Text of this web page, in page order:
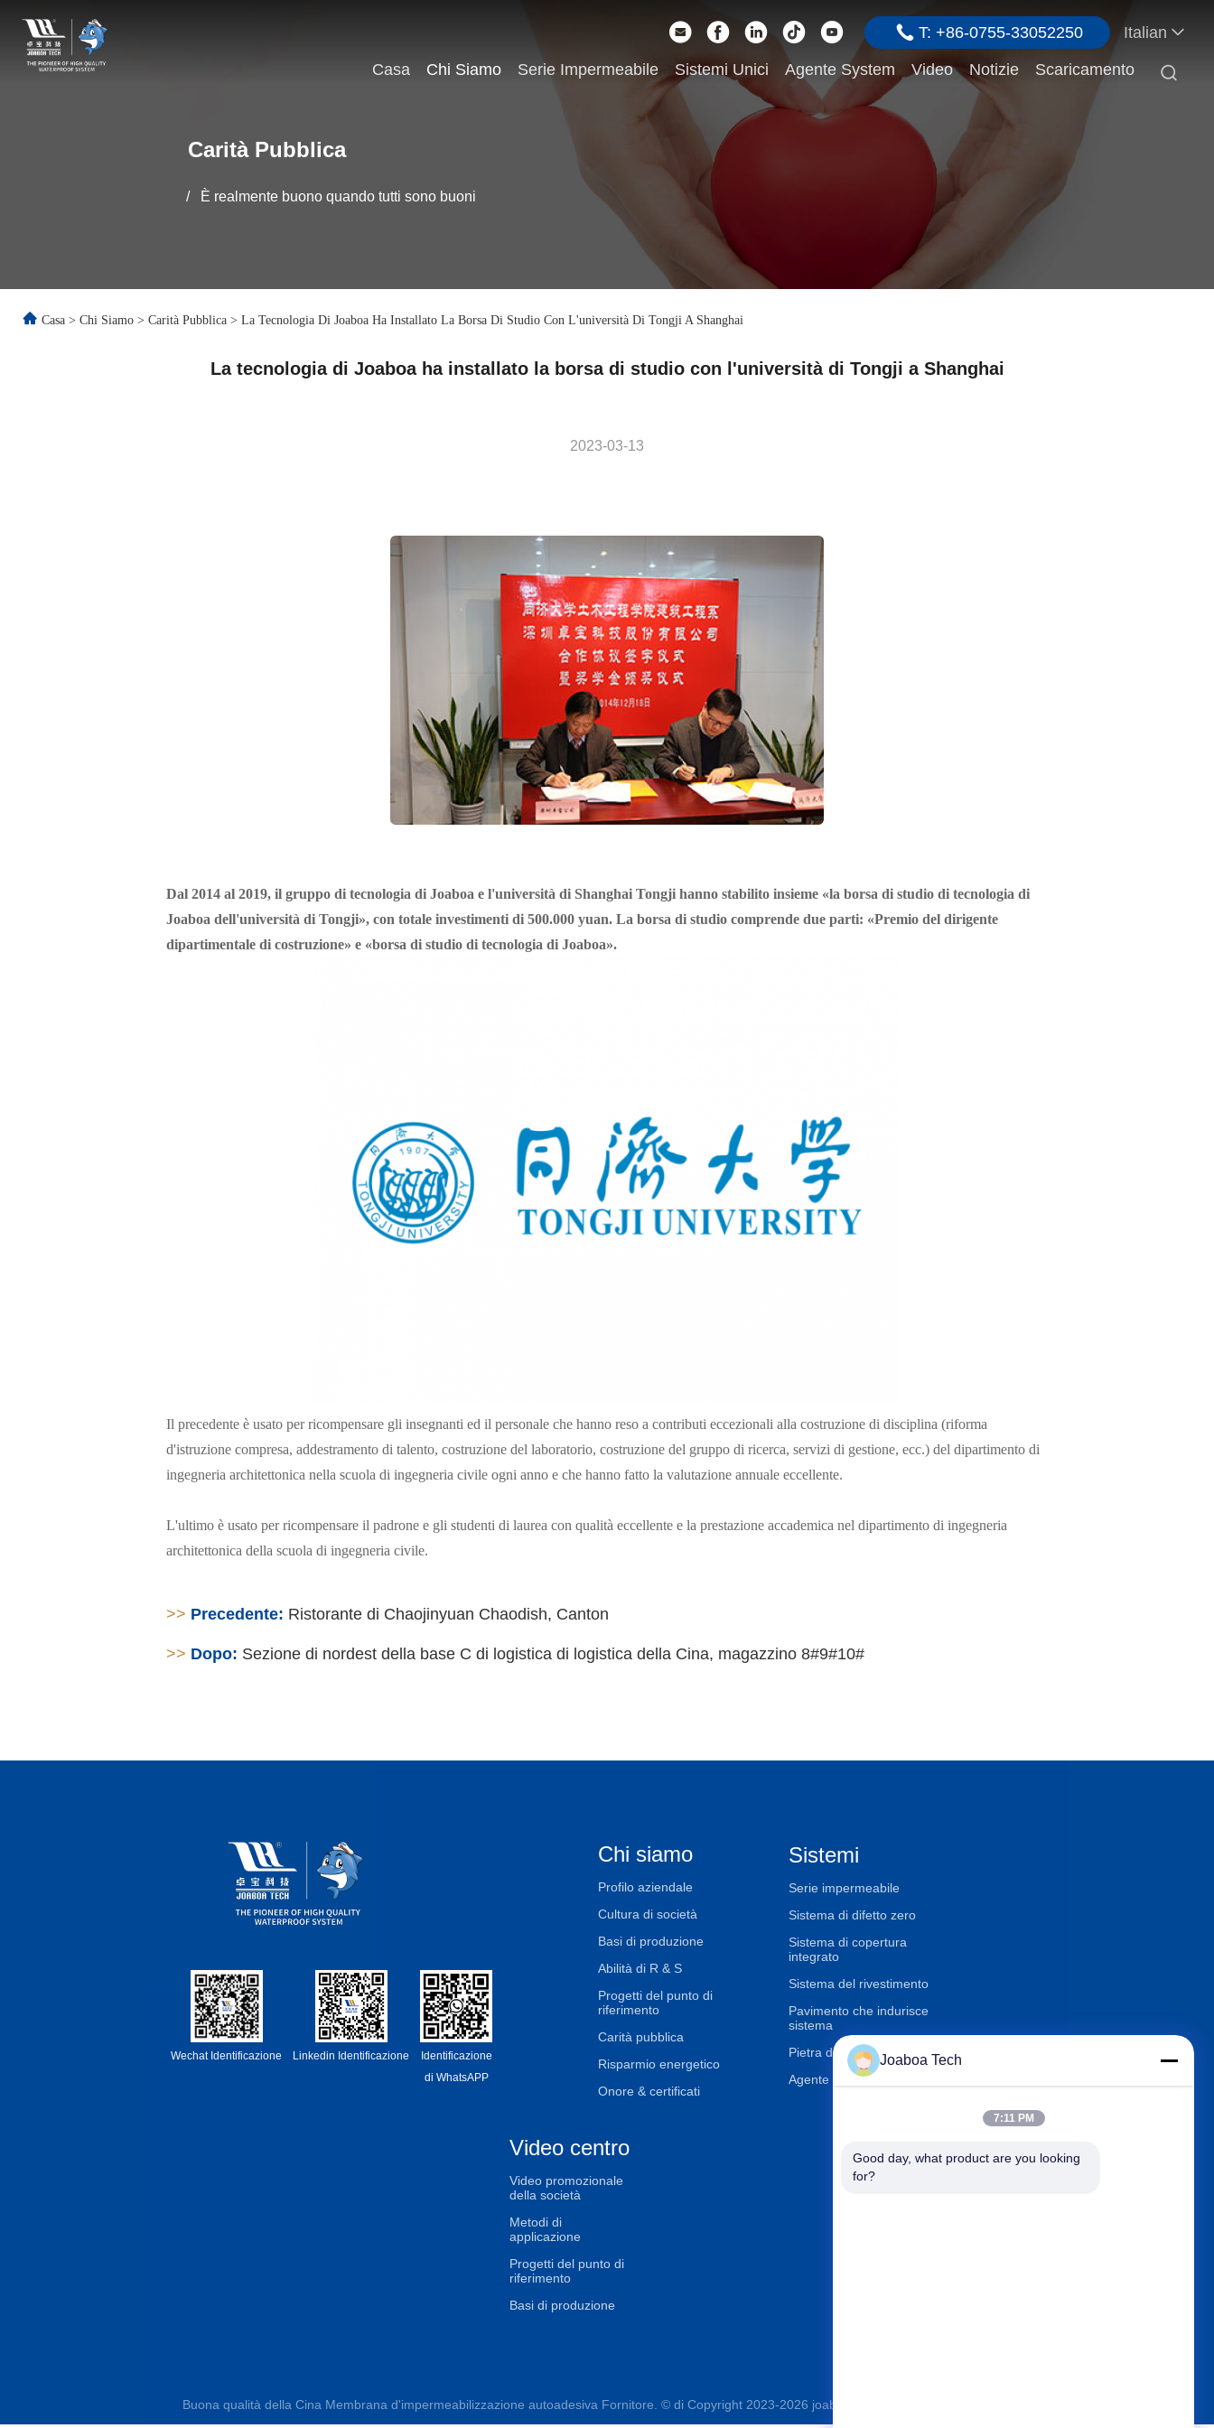
T: +86-0755-33052250 Italian
Casa Chi Siamo Serie Impermeabile Sistemi Unici Agente System Video Notizie Scaricamento 
Carità Pubblica
/ È realmente buono quando tutti sono buoni
Casa > Chi Siamo > Carità Pubblica > La Tecnologia Di Joaboa Ha Installato La Borsa Di Studio Con L'università Di Tongji A Shanghai
La tecnologia di Joaboa ha installato la borsa di studio con l'università di Tongji a Shanghai
2023-03-13
Dal 2014 al 2019, il gruppo di tecnologia di Joaboa e l'università di Shanghai Tongji hanno stabilito insieme «la borsa di studio di tecnologia di
Joaboa dell'università di Tongji», con totale investimenti di 500.000 yuan. La borsa di studio comprende due parti: «Premio del dirigente
dipartimentale di costruzione» e «borsa di studio di tecnologia di Joaboa».
Il precedente è usato per ricompensare gli insegnanti ed il personale che hanno reso a contributi eccezionali alla costruzione di disciplina (riforma
d'istruzione compresa, addestramento di talento, costruzione del laboratorio, costruzione del gruppo di ricerca, servizi di gestione, ecc.) del dipartimento di
ingegneria architettonica nella scuola di ingegneria civile ogni anno e che hanno fatto la valutazione annuale eccellente.
L'ultimo è usato per ricompensare il padrone e gli studenti di laurea con qualità eccellente e la prestazione accademica nel dipartimento di ingegneria
architettonica della scuola di ingegneria civile.
>> Precedente: Ristorante di Chaojinyuan Chaodish, Canton
>> Dopo: Sezione di nordest della base C di logistica di logistica della Cina, magazzino 8#9#10#
Wechat Identificazione Linkedin Identificazione
Identificazione
di WhatsAPP
Chi siamo
Profilo aziendale
Cultura di società
Basi di produzione
Abilità di R & S
Progetti del punto di
riferimento
Carità pubblica
Risparmio energetico
Onore & certificati
Video centro
Video promozionale
della società
Metodi di
applicazione
Progetti del punto di
riferimento
Basi di produzione
Sistemi
Serie impermeabile
Sistema di difetto zero
Sistema di copertura
integrato
Sistema del rivestimento
Pavimento che indurisce
sistema
Pietra di quarzo artificiale
Agente System
Contattici
Buona qualità della Cina Membrana d'impermeabilizzazione autoadesiva Fornitore. © di Copyright 2023-2026 joaboa-tech.com . Tutti i diritti riservati.
Joaboa Tech
7:11 PM
Good day, what product are you looking
for?